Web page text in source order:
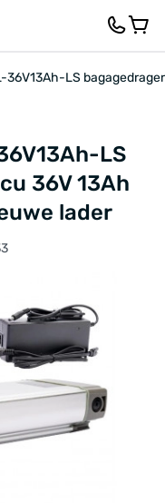
36V13Ah-LS
LS
36V 13Ah
lader
VRAGEN